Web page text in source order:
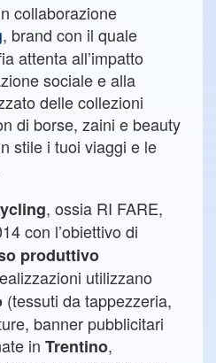
collaborazione
, brand con il quale
attenta all’impatto
sociale e alla
delle collezioni
di borse, zaini e beauty
stile i tuoi viaggi e le
, ossia RI FARE,
con l’obiettivo di
produttivo
utilizzano
(tessuti da tappezzeria,
banner pubblicitari
in Trentino,